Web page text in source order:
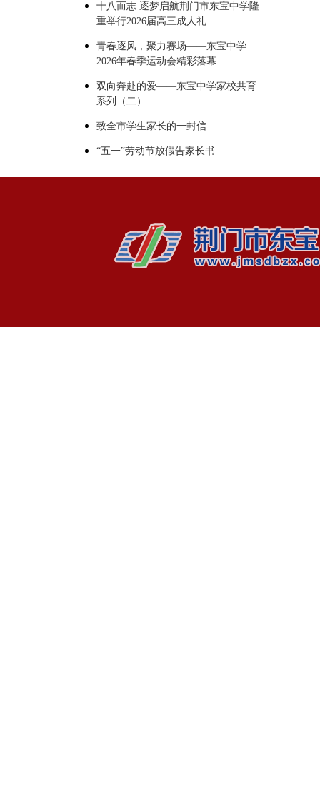
十八而志 逐梦启航荆门市东宝中学隆
重举行2026届高三成人礼
青春逐风，聚力赛场——东宝中学
2026年春季运动会精彩落幕
双向奔赴的爱——东宝中学家校共育
系列（二）
致全市学生家长的一封信
“五一”劳动节放假告家长书